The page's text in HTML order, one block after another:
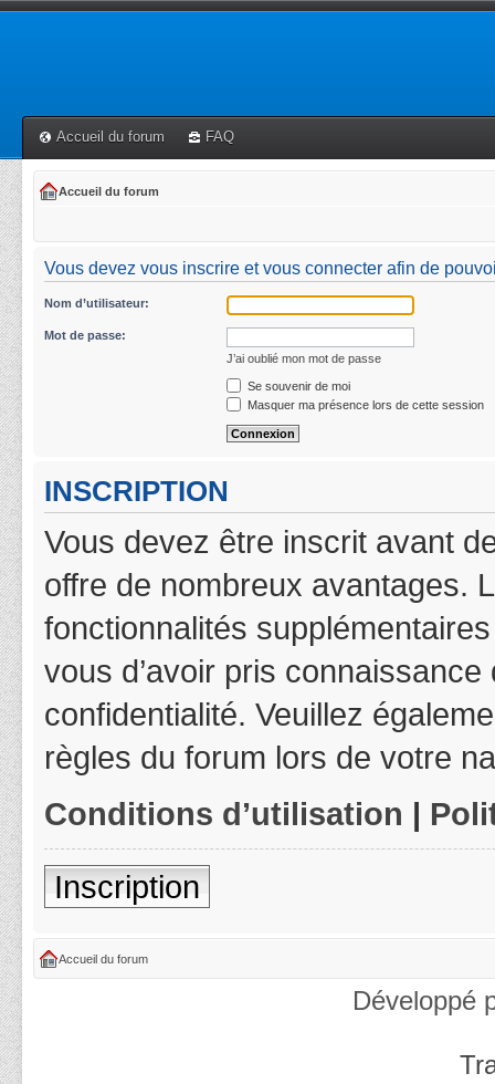
Accueil du forum FAQ
Accueil du forum
Vous devez vous inscrire et vous connecter afin de
Nom d’utilisateur:
Mot de passe:
J’ai oublié mon mot de passe
Se souvenir de moi
Masquer ma présence lors de cette session
INSCRIPTION
Vous devez être inscrit avant
offre de nombreux avantages.
fonctionnalités
vous d’avoir pris
confidentialité. Veuillez
règles du forum lors de votre
Conditions d’utilisation |
Inscription
Accueil du forum
Développé